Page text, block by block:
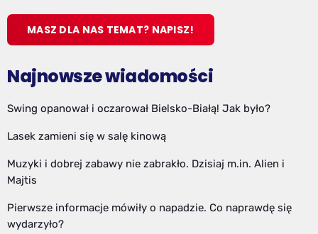
MASZ DLA NAS TEMAT? NAPISZ!
Najnowsze wiadomości
Swing opanował i oczarował Bielsko-Białą! Jak było?
Lasek zamieni się w salę kinową
Muzyki i dobrej zabawy nie zabrakło. Dzisiaj m.in. Alien i
Majtis
Pierwsze informacje mówiły o napadzie. Co naprawdę się
wydarzyło?